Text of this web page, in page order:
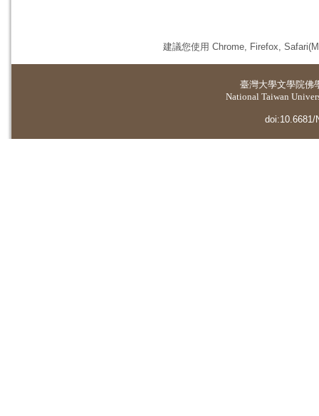
建議您使用 Chrome, Firefox,
臺灣大學文學院佛
National Taiwan
doi:10.6681/